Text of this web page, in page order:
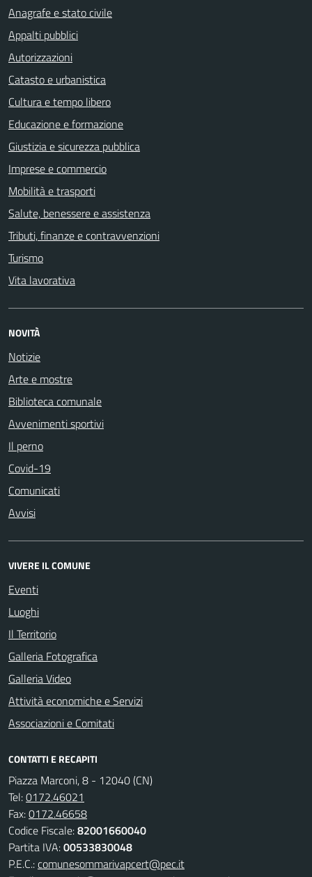
Anagrafe e stato civile
Appalti pubblici
Autorizzazioni
Catasto e urbanistica
Cultura e tempo libero
Educazione e formazione
Giustizia e sicurezza pubblica
Imprese e commercio
Mobilità e trasporti
Salute, benessere e assistenza
Tributi, finanze e contravvenzioni
Turismo
Vita lavorativa
NOVITÀ
Notizie
Arte e mostre
Biblioteca comunale
Avvenimenti sportivi
Il perno
Covid-19
Comunicati
Avvisi
VIVERE IL COMUNE
Eventi
Luoghi
Il Territorio
Galleria Fotografica
Galleria Video
Attività economiche e Servizi
Associazioni e Comitati
CONTATTI E RECAPITI
Piazza Marconi, 8 - 12040 (CN)
Tel:0172.46021
Fax:0172.46658
Codice Fiscale:82001660040
Partita IVA:00533830048
P.E.C.:comunesommarivapcert@pec.it